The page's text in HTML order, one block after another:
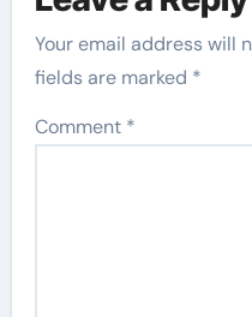
Your email address will
fields are marked *
Comment *